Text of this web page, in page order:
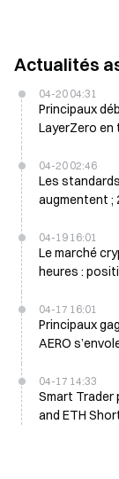
Actualités
04-20 04:31
Principaux
LayerZero en
04-20 02:46
Les
augmentent ;
04-19 16:01
Le marché crypto
heures :
04-17 16:01
Principaux
AERO
04-17 14:33
Smart Trader
and ETH